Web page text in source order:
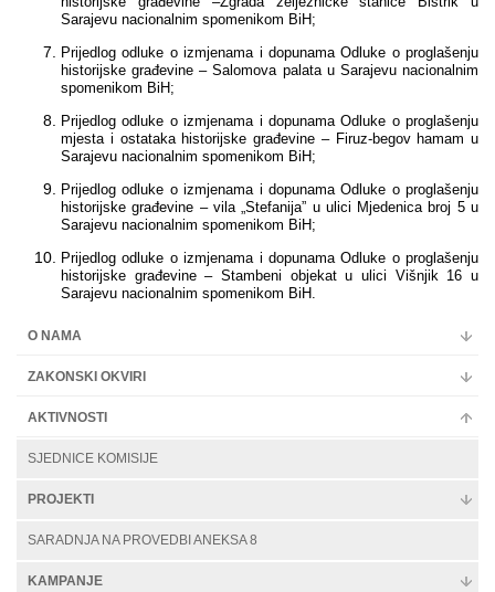
Sarajevu nacionalnim spomenikom BiH;
Prijedlog odluke o izmjenama i dopunama Odluke o proglašenju
historijske građevine – Salomova palata u Sarajevu nacionalnim
spomenikom BiH;
Prijedlog odluke o izmjenama i dopunama Odluke o proglašenju
mjesta i ostataka historijske građevine – Firuz-begov hamam u
Sarajevu nacionalnim spomenikom BiH;
Prijedlog odluke o izmjenama i dopunama Odluke o proglašenju
historijske građevine – vila „Stefanija” u ulici Mjedenica broj 5 u
Sarajevu nacionalnim spomenikom BiH;
Prijedlog odluke o izmjenama i dopunama Odluke o proglašenju
historijske građevine – Stambeni objekat u ulici Višnjik 16 u
Sarajevu nacionalnim spomenikom BiH.
O NAMA
ZAKONSKI OKVIRI
AKTIVNOSTI
SJEDNICE KOMISIJE
PROJEKTI
SARADNJA NA PROVEDBI ANEKSA 8
KAMPANJE